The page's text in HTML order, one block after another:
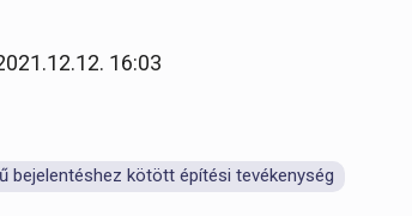
16:03
bejelentéshez kötött építési tevékenység